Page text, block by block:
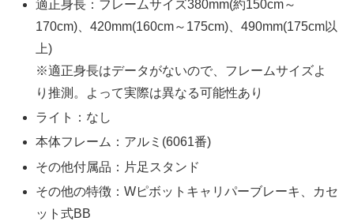
適正身長：フレームサイズ380mm(約150cm～
170cm)、420mm(160cm～175cm)、490mm(175cm以
上)
※適正身長はデータがないので、フレームサイズよ
り推測。よって実際は異なる可能性あり
ライト：なし
本体フレーム：アルミ(6061番)
その他付属品：片足スタンド
その他の特徴：Wピボットキャリパーブレーキ、カセ
ット式BB